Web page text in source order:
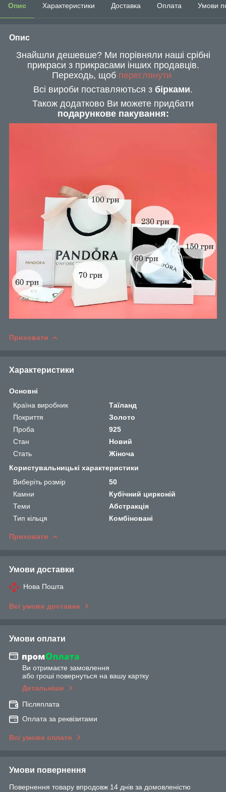
Опис Характеристики Доставка Оплата Умови
Опис
Знайшли дешевше? Ми порівняли наші срібні
прикраси з прикрасами інших продавців.
Переходь, щоб переглянути
Всі вироби поставляються з бірками.
Також додатково Ви можете придбати
подарункове пакування:
Приховати
Характеристики
Основні
Країна виробник
Таїланд
Покриття
Золото
Проба
925
Стан
Новий
Стать
Жіноча
Користувальницькі характеристики
Виберіть розмір
50
Камни
Кубічний цирконій
Теми
Абстракція
Тип кільця
Комбіновані
Приховати
Умови доставки
Нова Пошта
Всі умови доставки
Умови оплати
Ви отримаєте замовлення
або гроші повернуться на вашу картку
Детальніше
Післяплата
Оплата за реквізитами
Всі умови оплати
Умови повернення
Повернення товару впродовж 14 днів за домовленістю